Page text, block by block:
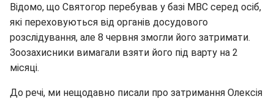
Відомо, що Святогор перебував у базі МВС серед осіб,
які переховуються від органів досудового
розслідування, але 8 червня змогли його затримати.
Зоозахисники вимагали взяти його під варту на 2
місяці.
До речі, ми нещодавно писали про затримання Олексія